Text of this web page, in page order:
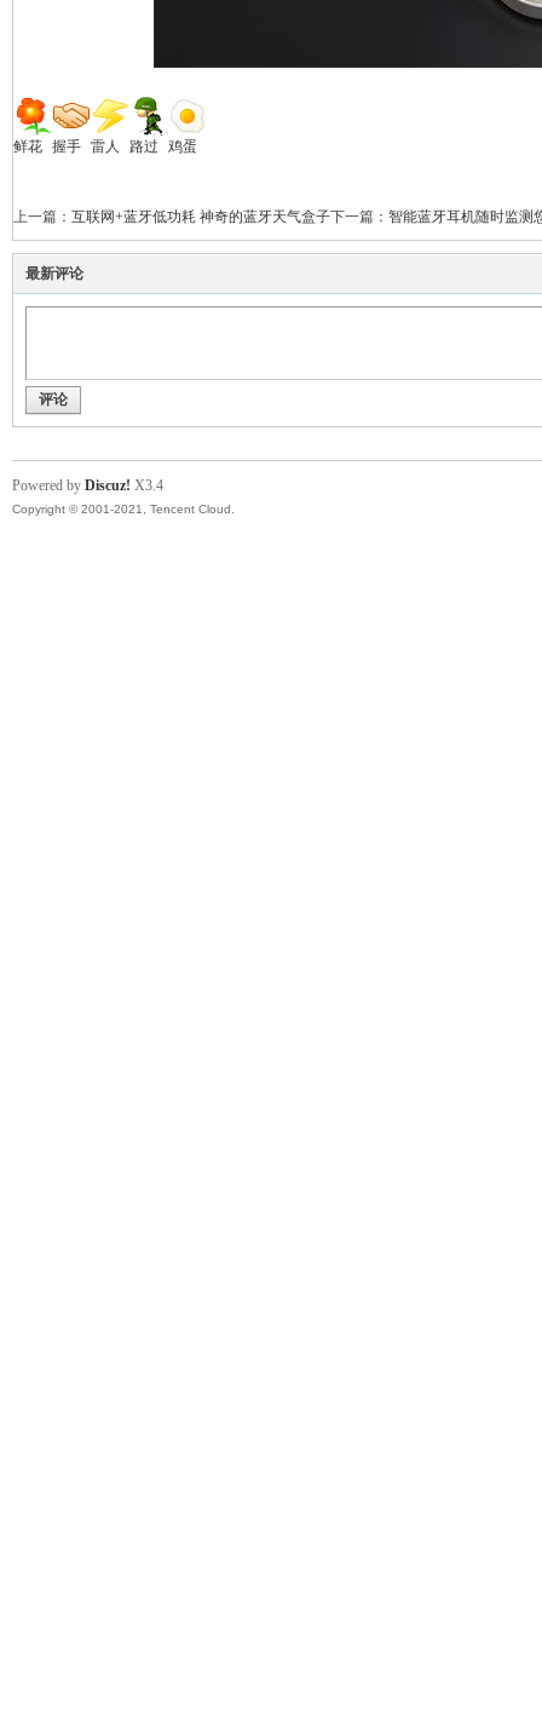
鲜花 握手 雷人 路过 鸡蛋
上一篇： 互联网+蓝牙低功耗 神奇的蓝牙天气盒子下一篇： 智能蓝牙耳机随时监测
最新评论
评论
Powered by Discuz! X3.4
Copyright © 2001-2021, Tencent Cloud.